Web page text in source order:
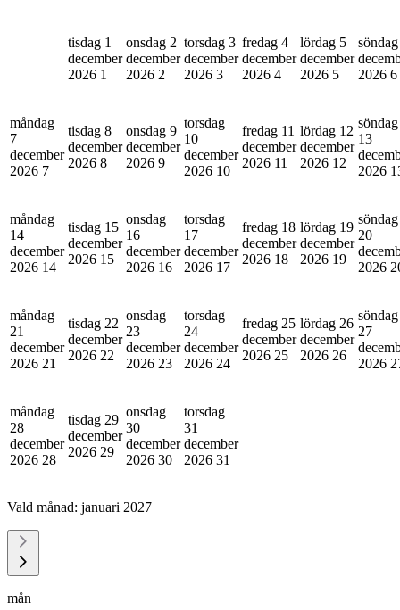
tisdag 1
december
2026 1
onsdag 2
december
2026 2
torsdag 3
december
2026 3
fredag 4
december
2026 4
lördag 5
december
2026 5
2026 6
måndag
7
december
2026 7
tisdag 8
december
2026 8
onsdag 9
december
2026 9
torsdag
10
december
2026 10
fredag 11
december
2026 11
lördag 12
december
2026 12
söndag
13
2026
måndag
14
december
2026 14
tisdag 15
december
2026 15
onsdag
16
december
2026 16
torsdag
17
december
2026 17
fredag 18
december
2026 18
lördag 19
december
2026 19
söndag
20
2026
måndag
21
december
2026 21
tisdag 22
december
2026 22
onsdag
23
december
2026 23
torsdag
24
december
2026 24
fredag 25
december
2026 25
lördag 26
december
2026 26
söndag
27
2026
måndag
28
december
2026 28
tisdag 29
december
2026 29
onsdag
30
december
2026 30
torsdag
31
december
2026 31
Vald månad: januari 2027
mån